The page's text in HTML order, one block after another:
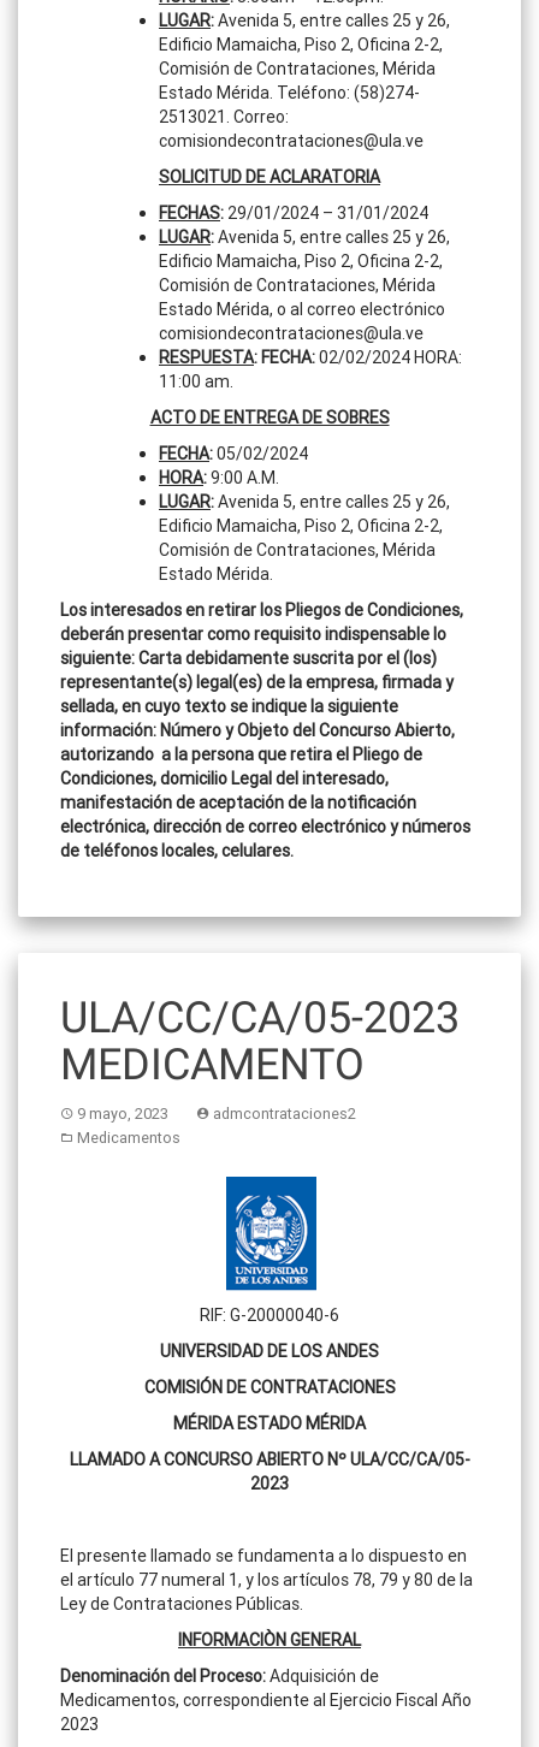
LUGAR:Avenida 5, entre calles 25 y 26,
Edificio Mamaicha, Piso 2, Oficina 2-2,
Comisión de Contrataciones, Mérida
Estado Mérida. Teléfono: (58)274-
2513021. Correo:
comisiondecontrataciones@ula.ve
SOLICITUD DE ACLARATORIA
FECHAS: 29/01/2024 – 31/01/2024
LUGAR:Avenida 5, entre calles 25 y 26,
Edificio Mamaicha, Piso 2, Oficina 2-2,
Comisión de Contrataciones, Mérida
Estado Mérida, o al correo electrónico
comisiondecontrataciones@ula.ve
RESPUESTA: FECHA:02/02/2024 HORA:
11:00 am.
ACTO DE ENTREGA DE SOBRES
FECHA:05/02/2024
HORA:9:00 A.M.
LUGAR:Avenida 5, entre calles 25 y 26,
Edificio Mamaicha, Piso 2, Oficina 2-2,
Comisión de Contrataciones, Mérida
Estado Mérida.
Los interesados en retirar los Pliegos de Condiciones,
deberán presentar como requisito indispensable lo
siguiente: Carta debidamente suscrita por el (los)
representante(s) legal(es) de la empresa, firmada y
sellada, en cuyo texto se indique la siguiente
información: Número y Objeto del Concurso Abierto,
autorizando a la persona que retira el Pliego de
Condiciones, domicilio Legal del interesado,
manifestación de aceptación de la notificación
electrónica, dirección de correo electrónico y números
de teléfonos locales, celulares.
ULA/CC/CA/05-2023
MEDICAMENTO
9 mayo, 2023
admcontrataciones2
Medicamentos
RIF: G-20000040-6
UNIVERSIDAD DE LOS ANDES
COMISIÓN DE CONTRATACIONES
MÉRIDA ESTADO MÉRIDA
LLAMADO A CONCURSO ABIERTO Nº ULA/CC/CA/05-
2023
El presente llamado se fundamenta a lo dispuesto en
el artículo 77 numeral 1, y los artículos 78, 79 y 80 de la
Ley de Contrataciones Públicas.
INFORMACIÒN GENERAL
Denominación del Proceso:Adquisición de
Medicamentos, correspondiente al Ejercicio Fiscal Año
2023